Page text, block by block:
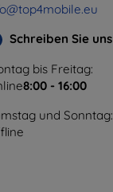
Schreiben Sie uns
bis Freitag:
8:00 - 16:00
und Sonntag: